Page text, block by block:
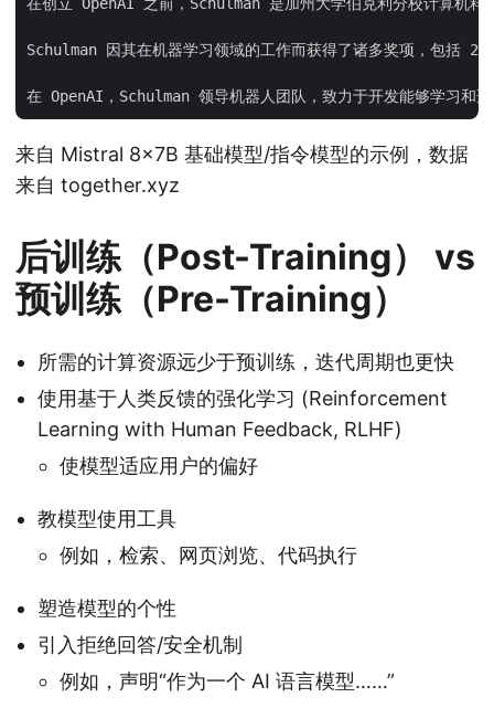
在创立 OpenAI 之前，Schulman 是加州大学伯克利分校计算机
Schulman 因其在机器学习领域的工作而获得了诸多奖项，包括
来自 Mistral 8x7B 基础模型/指令模型的示例，数据
来自 together.xyz
后训练（Post-Training） vs
预训练（Pre-Training）
所需的计算资源远少于预训练，迭代周期也更快
使用基于人类反馈的强化学习 (Reinforcement
Learning with Human Feedback, RLHF)
使模型适应用户的偏好
教模型使用工具
例如，检索、网页浏览、代码执行
塑造模型的个性
引入拒绝回答/安全机制
例如，声明“作为一个 AI 语言模型……”